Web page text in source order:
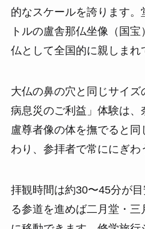
的なスケールを誇ります
トルの盧舎那仏坐像（国
仏として全国的に親しまれ
大仏の鼻の穴と同じサイ
病息災のご利益」体験は
盧尊者像の体を撫でると
わり、参拝者で常ににぎわ
拝観時間は約30〜45分が
る参道を進めば二月堂・